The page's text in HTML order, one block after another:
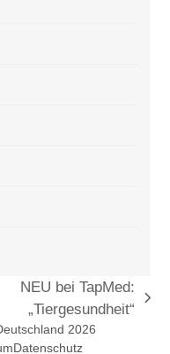
NEU bei TapMed:
„Tiergesundheit“
2026
Datenschutz